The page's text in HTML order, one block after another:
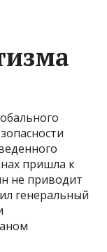
пришла к
не приводит
генеральный